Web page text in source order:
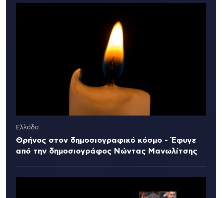
Ελλάδα
Θρήνος στον δημοσιογραφικό κόσμο - Έφυγε
από την δημοσιογράφος Νώντας Μανωλίτσης